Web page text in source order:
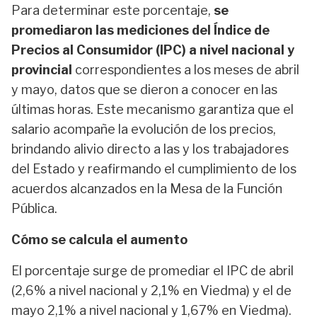
Para determinar este porcentaje, se
promediaron las mediciones del Índice de
Precios al Consumidor (IPC) a nivel nacional y
provincial correspondientes a los meses de abril
y mayo, datos que se dieron a conocer en las
últimas horas. Este mecanismo garantiza que el
salario acompañe la evolución de los precios,
brindando alivio directo a las y los trabajadores
del Estado y reafirmando el cumplimiento de los
acuerdos alcanzados en la Mesa de la Función
Pública.
Cómo se calcula el aumento
El porcentaje surge de promediar el IPC de abril
(2,6% a nivel nacional y 2,1% en Viedma) y el de
mayo 2,1% a nivel nacional y 1,67% en Viedma).